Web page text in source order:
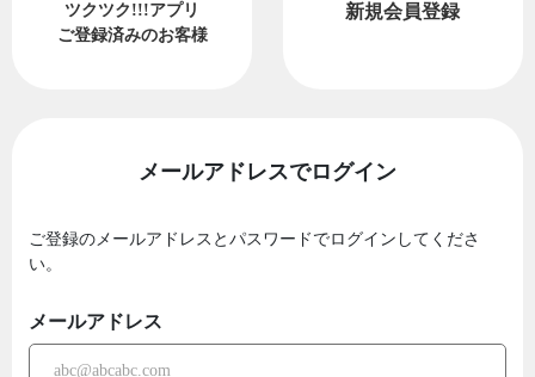
ツクツク!!!アプリ
ご登録済みのお客様
新規会員登録
メールアドレスでログイン
ご登録のメールアドレスとパスワードでログインしてくださ
い。
メールアドレス